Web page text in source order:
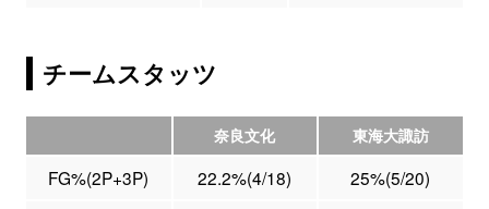
チームスタッツ
奈良文化 東海大諏訪
FG%(2P+3P) 22.2%(4/18)
25%(5/20)